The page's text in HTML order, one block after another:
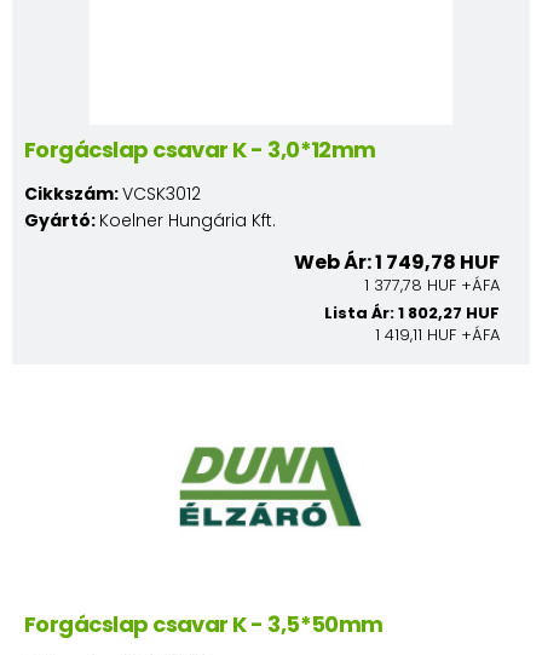
Forgácslap csavar K - 3,0*12mm
Cikkszám:VCSK3012
Gyártó: Koelner Hungária Kft.
Web Ár: 1 749,78 HUF
1 377,78 HUF +ÁFA
Lista Ár: 1 802,27 HUF
1 419,11 HUF +ÁFA
Forgácslap csavar K - 3,5*50mm